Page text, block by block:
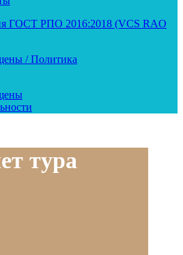
ГОСТ РПО 2016:2018 (VCS RAO
/ Политика
тура